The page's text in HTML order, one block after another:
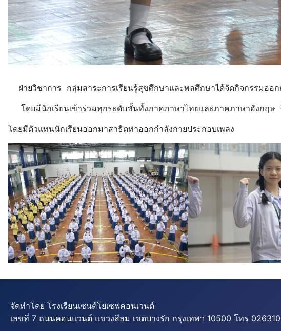
ฝ่ายวิชาการ กลุ่มสาระการเรียนรู้สุขศึกษาและพลศึกษาได้จัดกิจกรรมออ
โดยมีนักเรียนเข้าร่วมทุกระดับชั้นทั้งภาคภาษาไทยและภาคภาษาอังกฤษ
โดยมีตัวแทนนักเรียนออกมาสาธิตท่าออกกำลังกายประกอบเพลง
จัดทำโดย โรงเรียนเซนต์โยเซฟคอนเวนต์
เลขที่ 7 ถนนคอนแวนต์ แขวงสีลม เขตบางรัก กรุงเทพฯ 10500 โทร